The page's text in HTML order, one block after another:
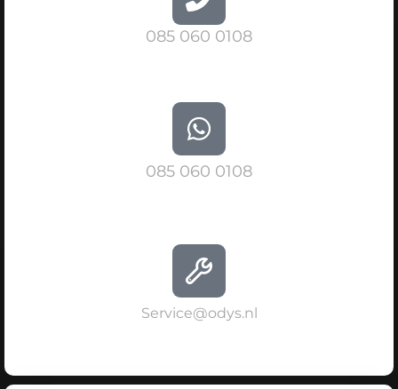
085 060 0108
085 060 0108
Service@odys.nl